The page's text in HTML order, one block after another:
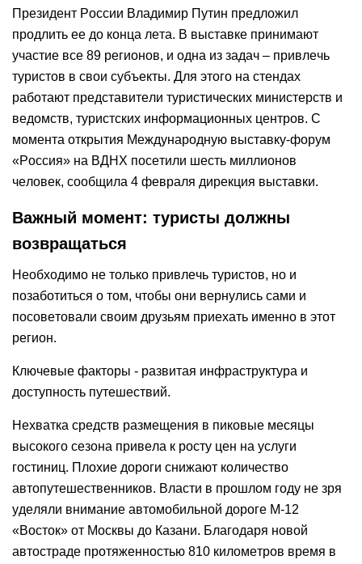
Президент России Владимир Путин предложил
продлить ее до конца лета. В выставке принимают
участие все 89 регионов, и одна из задач – привлечь
туристов в свои субъекты. Для этого на стендах
работают представители туристических министерств и
ведомств, туристских информационных центров. С
момента открытия Международную выставку-форум
«Россия» на ВДНХ посетили шесть миллионов
человек, сообщила 4 февраля дирекция выставки.
Важный момент: туристы должны
возвращаться
Необходимо не только привлечь туристов, но и
позаботиться о том, чтобы они вернулись сами и
посоветовали своим друзьям приехать именно в этот
регион.
Ключевые факторы - развитая инфраструктура и
доступность путешествий.
Нехватка средств размещения в пиковые месяцы
высокого сезона привела к росту цен на услуги
гостиниц. Плохие дороги снижают количество
автопутешественников. Власти в прошлом году не зря
уделяли внимание автомобильной дороге М-12
«Восток» от Москвы до Казани. Благодаря новой
автостраде протяженностью 810 километров время в